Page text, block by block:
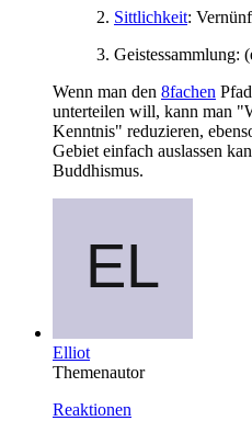
2. Sittlichkeit:
3. Geistessammlung:
Wenn man den 8fachen
unterteilen will, kann man
Kenntnis" reduzieren,
Gebiet einfach auslassen
Buddhismus.
Elliot
Themenautor
Reaktionen